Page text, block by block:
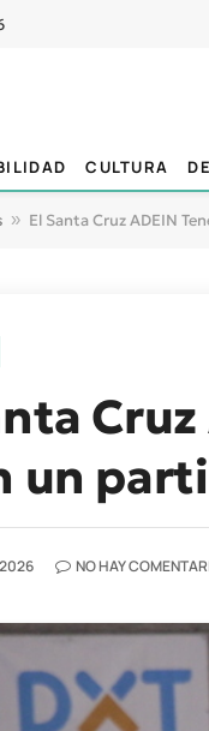
CULTURA
» El Santa Cruz ADEIN
un
2026 NO HAY